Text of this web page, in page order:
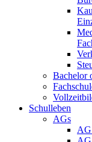
Bachelor
Schulleben
AGs